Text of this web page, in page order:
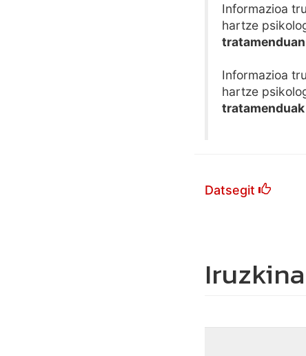
Informazioa
hartze
Informazioa
hartze
Datsegit